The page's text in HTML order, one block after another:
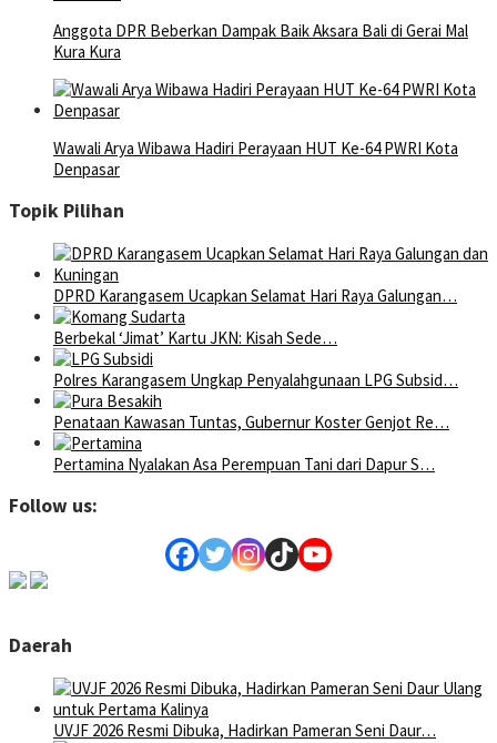
Anggota DPR Beberkan Dampak Baik Aksara Bali di Gerai Mal
Kura Kura
Wawali Arya Wibawa Hadiri Perayaan HUT Ke-64 PWRI Kota
Denpasar
Topik Pilihan
DPRD Karangasem Ucapkan Selamat Hari Raya Galungan…
Berbekal ‘Jimat’ Kartu JKN: Kisah Sede…
Polres Karangasem Ungkap Penyalahgunaan LPG Subsid…
Penataan Kawasan Tuntas, Gubernur Koster Genjot Re…
Pertamina Nyalakan Asa Perempuan Tani dari Dapur S…
Follow us:
Daerah
UVJF 2026 Resmi Dibuka, Hadirkan Pameran Seni Daur…